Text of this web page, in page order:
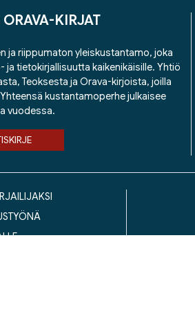
KIRJAT
ja riippumaton yleiskustantamo, joka
tietokirjallisuutta kaikenikäisille. Yhtiö
Teoksesta ja Orava-kirjoista, joilla
kustantamoperhe julkaisee
vuodessa.